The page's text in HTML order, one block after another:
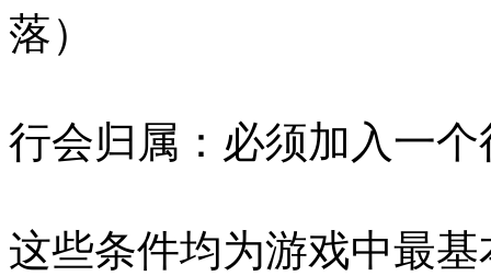
落）
行会归属：必须加入一个
这些条件均为游戏中最